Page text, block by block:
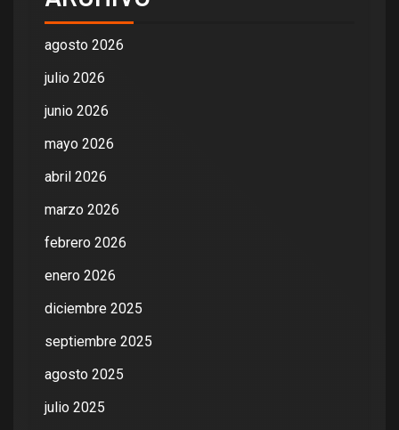
agosto 2026
julio 2026
junio 2026
mayo 2026
abril 2026
marzo 2026
febrero 2026
enero 2026
diciembre 2025
septiembre 2025
agosto 2025
julio 2025